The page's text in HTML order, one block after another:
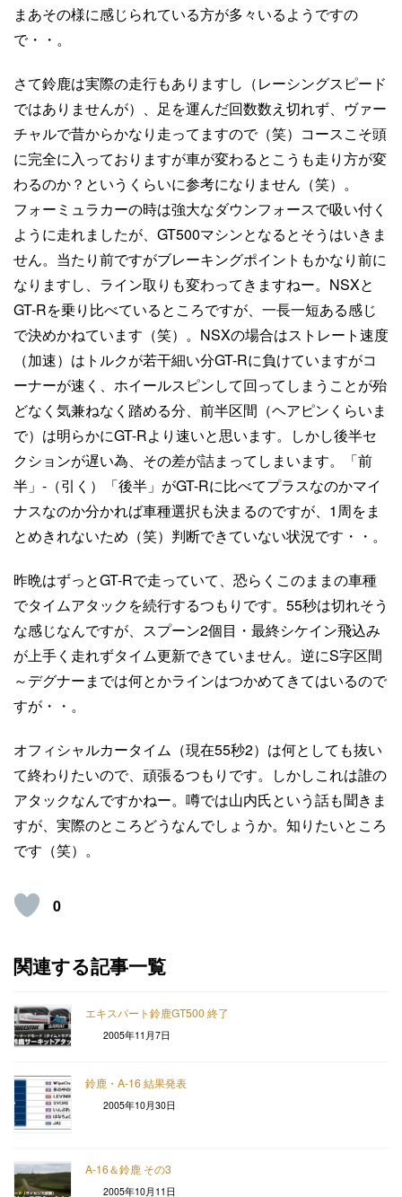
まあその様に感じられている方が多々いるようですの
で・・。
さて鈴鹿は実際の走行もありますし（レーシングスピード
ではありませんが）、足を運んだ回数数え切れず、ヴァー
チャルで昔からかなり走ってますので（笑）コースこそ頭
に完全に入っておりますが車が変わるとこうも走り方が変
わるのか？というくらいに参考になりません（笑）。
フォーミュラカーの時は強大なダウンフォースで吸い付く
ように走れましたが、GT500マシンとなるとそうはいきま
せん。当たり前ですがブレーキングポイントもかなり前に
なりますし、ライン取りも変わってきますねー。NSXと
GT-Rを乗り比べているところですが、一長一短ある感じ
で決めかねています（笑）。NSXの場合はストレート速度
（加速）はトルクが若干細い分GT-Rに負けていますがコ
ーナーが速く、ホイールスピンして回ってしまうことが殆
どなく気兼ねなく踏める分、前半区間（ヘアピンくらいま
で）は明らかにGT-Rより速いと思います。しかし後半セ
クションが遅い為、その差が詰まってしまいます。「前
半」-（引く）「後半」がGT-Rに比べてプラスなのかマイ
ナスなのか分かれば車種選択も決まるのですが、1周をま
とめきれないため（笑）判断できていない状況です・・。
昨晩はずっとGT-Rで走っていて、恐らくこのままの車種
でタイムアタックを続行するつもりです。55秒は切れそう
な感じなんですが、スプーン2個目・最終シケイン飛込み
が上手く走れずタイム更新できていません。逆にS字区間
～デグナーまでは何とかラインはつかめてきてはいるので
すが・・。
オフィシャルカータイム（現在55秒2）は何としても抜い
て終わりたいので、頑張るつもりです。しかしこれは誰の
アタックなんですかねー。噂では山内氏という話も聞きま
すが、実際のところどうなんでしょうか。知りたいところ
です（笑）。
0
関連する記事一覧
エキスパート鈴鹿GT500 終了
2005年11月7日
鈴鹿・A-16 結果発表
2005年10月30日
A-16＆鈴鹿 その3
2005年10月11日